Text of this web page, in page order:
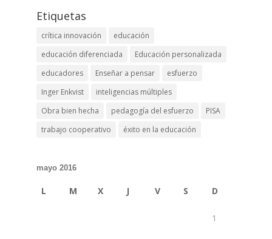
Etiquetas
crítica innovación
educación
educación diferenciada
Educación personalizada
educadores
Enseñar a pensar
esfuerzo
Inger Enkvist
inteligencias múltiples
Obra bien hecha
pedagogía del esfuerzo
PISA
trabajo cooperativo
éxito en la educación
mayo 2016
L M X J V S D
1